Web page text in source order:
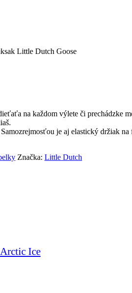
Little Dutch Goose
na každom výlete či prechádzke
je aj elastický držiak na
Značka: Little Dutch
Ice